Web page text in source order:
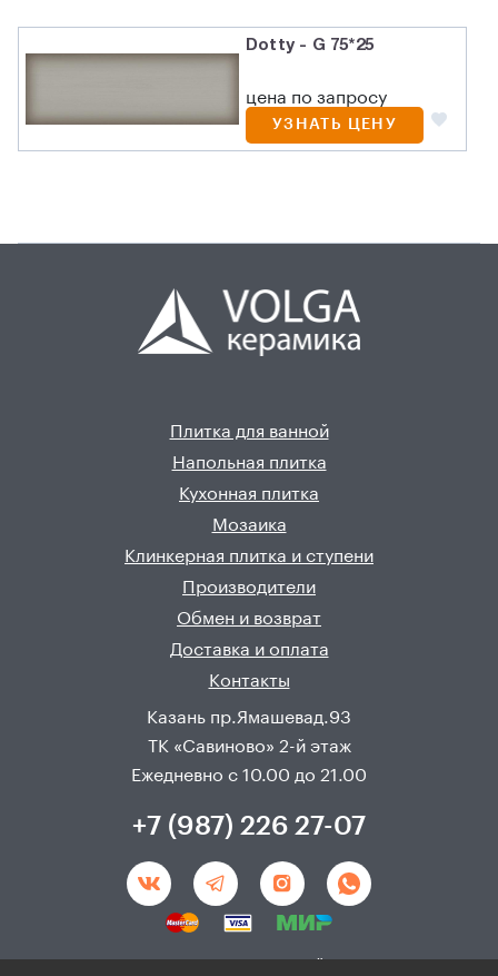
Dotty - G 75*25
цена по запросу
УЗНАТЬ ЦЕНУ
Плитка для ванной
Напольная плитка
Кухонная плитка
Мозаика
Клинкерная плитка и ступени
Производители
Обмен и возврат
Доставка и оплата
Контакты
Казань пр.Ямашевад.93
ТК «Савиново» 2-й этаж
Ежедневно с 10.00 до 21.00
+7 (987) 226 27-07